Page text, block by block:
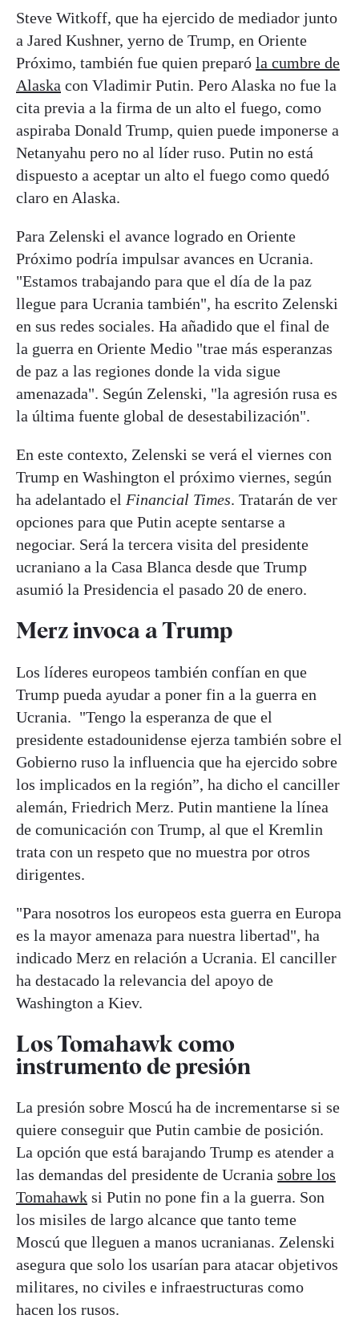
Steve Witkoff, que ha ejercido de mediador junto
a Jared Kushner, yerno de Trump, en Oriente
Próximo, también fue quien preparó la cumbre de
Alaska con Vladimir Putin. Pero Alaska no fue la
cita previa a la firma de un alto el fuego, como
aspiraba Donald Trump, quien puede imponerse a
Netanyahu pero no al líder ruso. Putin no está
dispuesto a aceptar un alto el fuego como quedó
claro en Alaska.
Para Zelenski el avance logrado en Oriente
Próximo podría impulsar avances en Ucrania.
"Estamos trabajando para que el día de la paz
llegue para Ucrania también", ha escrito Zelenski
en sus redes sociales. Ha añadido que el final de
la guerra en Oriente Medio "trae más esperanzas
de paz a las regiones donde la vida sigue
amenazada". Según Zelenski, "la agresión rusa es
la última fuente global de desestabilización".
En este contexto, Zelenski se verá el viernes con
Trump en Washington el próximo viernes, según
ha adelantado el Financial Times. Tratarán de ver
opciones para que Putin acepte sentarse a
negociar. Será la tercera visita del presidente
ucraniano a la Casa Blanca desde que Trump
asumió la Presidencia el pasado 20 de enero.
Merz invoca a Trump
Los líderes europeos también confían en que
Trump pueda ayudar a poner fin a la guerra en
Ucrania. "Tengo la esperanza de que el
presidente estadounidense ejerza también sobre el
Gobierno ruso la influencia que ha ejercido sobre
los implicados en la región”, ha dicho el canciller
alemán, Friedrich Merz. Putin mantiene la línea
de comunicación con Trump, al que el Kremlin
trata con un respeto que no muestra por otros
dirigentes.
"Para nosotros los europeos esta guerra en Europa
es la mayor amenaza para nuestra libertad", ha
indicado Merz en relación a Ucrania. El canciller
ha destacado la relevancia del apoyo de
Washington a Kiev.
Los Tomahawk como
instrumento de presión
La presión sobre Moscú ha de incrementarse si se
quiere conseguir que Putin cambie de posición.
La opción que está barajando Trump es atender a
las demandas del presidente de Ucrania sobre los
Tomahawk si Putin no pone fin a la guerra. Son
los misiles de largo alcance que tanto teme
Moscú que lleguen a manos ucranianas. Zelenski
asegura que solo los usarían para atacar objetivos
militares, no civiles e infraestructuras como
hacen los rusos.